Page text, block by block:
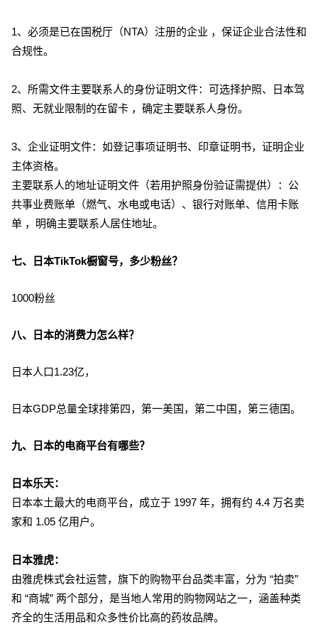
1、必须是已在国税厅（NTA）注册的企业 ，保证企业合法性和
合规性。
2、所需文件主要联系人的身份证明文件：可选择护照、日本驾
照、无就业限制的在留卡 ，确定主要联系人身份。
3、企业证明文件：如登记事项证明书、印章证明书，证明企业
主体资格。
主要联系人的地址证明文件（若用护照身份验证需提供）：公
共事业费账单（燃气、水电或电话）、银行对账单、信用卡账
单 ，明确主要联系人居住地址。
七、日本TikTok橱窗号，多少粉丝？
1000粉丝
八、日本的消费力怎么样？
日本人口1.23亿，
日本GDP总量全球排第四，第一美国，第二中国，第三德国。
九、日本的电商平台有哪些？
日本乐天：
日本本土最大的电商平台，成立于 1997 年，拥有约 4.4 万名卖
家和 1.05 亿用户。
日本雅虎：
由雅虎株式会社运营，旗下的购物平台品类丰富，分为 “拍卖”
和 “商城” 两个部分，是当地人常用的购物网站之一，涵盖种类
齐全的生活用品和众多性价比高的药妆品牌。